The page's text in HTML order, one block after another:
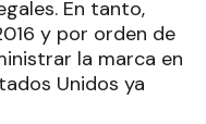
En tanto,
y por orden de
la marca en
Unidos ya